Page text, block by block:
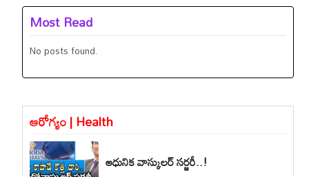
Most Read
No posts found.
ఆరోగ్యం | Health
ఆధునిక వాస్కులర్ సర్జరీ..!